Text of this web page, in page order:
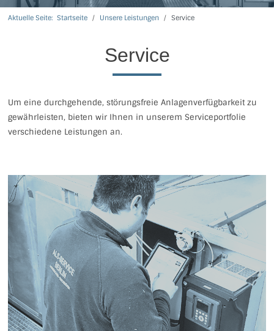
Aktuelle Seite: Startseite Unsere Leistungen Service
Service
Um eine durchgehende, störungsfreie Anlagenverfügbarkeit zu
gewährleisten, bieten wir Ihnen in unserem Serviceportfolie
verschiedene Leistungen an.